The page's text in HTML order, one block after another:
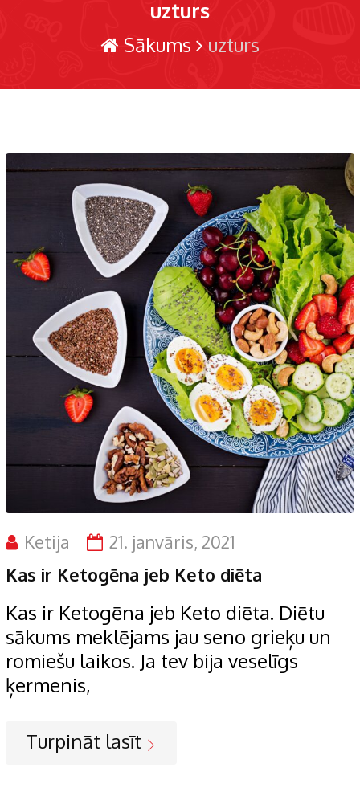
uzturs
Sākums uzturs
Ketija 21. janvāris, 2021
Kas ir Ketogēna jeb Keto diēta
Kas ir Ketogēna jeb Keto diēta. Diētu
sākums meklējams jau seno grieķu un
romiešu laikos. Ja tev bija veselīgs
ķermenis,
Turpināt lasīt